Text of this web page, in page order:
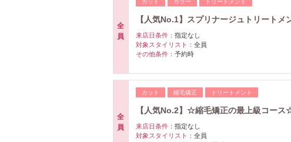
全
員
カット カラー トリートメント
【人気No.1】スプリナージュトリートメ
来店日条件： 指定なし
対象スタイリスト： 全員
その他条件： 予約時
全
員
カット 縮毛矯正 トリートメント
【人気No.2】☆縮毛矯正の最上級コース
来店日条件： 指定なし
対象スタイリスト： 全員